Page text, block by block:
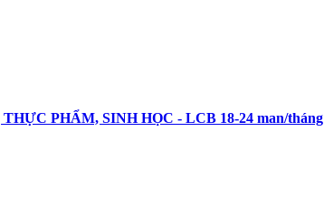
PHẨM, SINH HỌC - LCB 18-24 man/tháng